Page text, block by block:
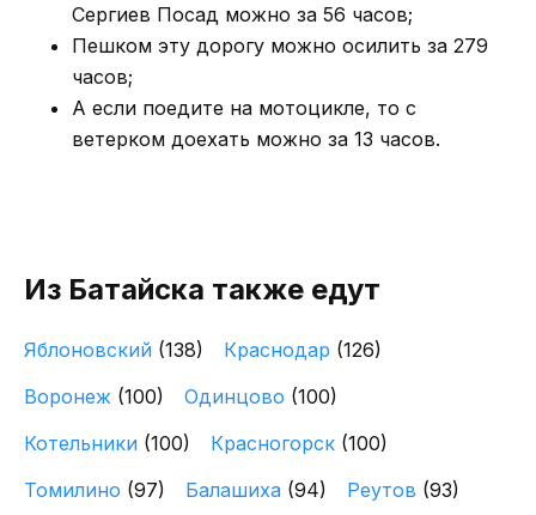
Сергиев Посад можно за 56 часов;
Пешком эту дорогу можно осилить за 279
часов;
А если поедите на мотоцикле, то с
ветерком доехать можно за 13 часов.
Из Батайска также едут
Яблоновский (138) Краснодар (126)
Воронеж (100) Одинцово (100)
Котельники (100) Красногорск (100)
Томилино (97) Балашиха (94) Реутов (93)